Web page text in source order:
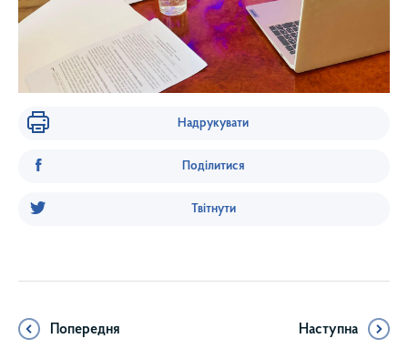
Надрукувати
Поділитися
Твітнути
Попередня Наступна